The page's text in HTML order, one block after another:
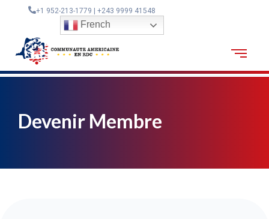
+1 952-213-1779 | +243 9999 41548
French
Devenir Membre